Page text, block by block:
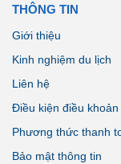
THÔNG TIN
Giới thiệu
Kinh nghiệm du lịch
Liên hệ
Điều kiện điều khoản
Phương thức thanh
Bảo mật thông tin